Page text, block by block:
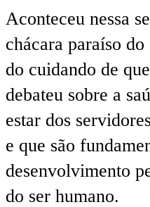
Aconteceu nessa
chácara paraíso
do cuidando de
debateu sobre a
estar dos
e que são
desenvolvimento
do ser humano.